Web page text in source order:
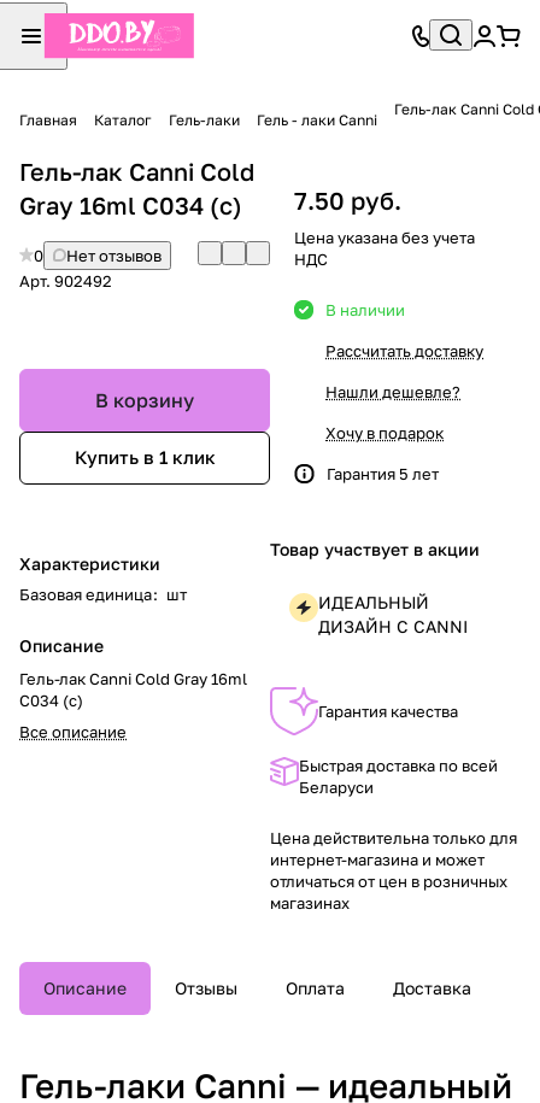
Главная Каталог Гель-лаки Гель - лаки Canni
Гель-лак Canni
Гель-лак Canni Cold
Gray 16ml C034 (с)
0
Нет отзывов
Арт. 902492
В корзину
Купить в 1 клик
Характеристики
Базовая единица: шт
Описание
Гель-лак Canni Cold Gray 16ml
C034 (с)
Все описание
7.50 руб.
Цена указана без учета
НДС
В наличии
Рассчитать доставку
Нашли дешевле?
Хочу в подарок
Гарантия 5 лет
Товар участвует в акции
ИДЕАЛЬНЫЙ
ДИЗАЙН С CANNI
Гарантия качества
Быстрая доставка по всей
Беларуси
Цена действительна только для
интернет-магазина и может
отличаться от цен в розничных
магазинах
Описание Отзывы Оплата Доставка
Гель-лаки Canni — идеальный